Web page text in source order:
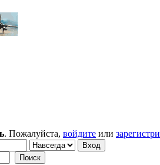
. Пожалуйста, войдите или